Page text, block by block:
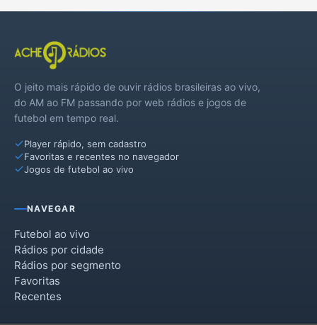
Santa Lúcia
Tabatinga
Taquaritinga
Trabiju
O jeito mais rápido de ouvir rádios brasileiras ao vivo,
do AM ao FM passando por web rádios e jogos de
futebol em tempo real.
Player rápido, sem cadastro
Favoritas e recentes no navegador
Jogos de futebol ao vivo
NAVEGAR
Futebol ao vivo
Rádios por cidade
Rádios por segmento
Favoritas
Recentes